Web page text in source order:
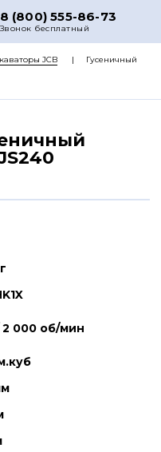
8 (800) 555-86-73
Звонок бесплатный
JCB
Гусеничный
2 000 об/мин